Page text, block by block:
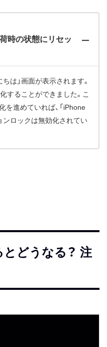
時の状態にリセッ
は」画面が表示されます。
することができました。こ
を進めていれば、「iPhone
ンロックは無効化されてい
どうなる？ 注